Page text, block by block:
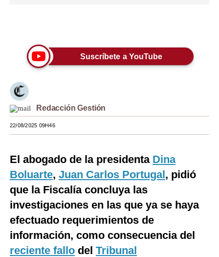
Lujo
Viajes
Moda
Estilos
Mundo
España
Internacional
Tecnología
Club del Suscriptor
Suscríbete a YouTube
Redacción Gestión
22/08/2025 09H46
El abogado de la presidenta Dina
Boluarte, Juan Carlos Portugal, pidió
que la Fiscalía concluya las
investigaciones en las que ya se haya
efectuado requerimientos de
información, como consecuencia del
reciente fallo del Tribunal